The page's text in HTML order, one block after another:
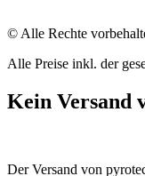
© Alle Rechte
Alle Preise inkl. der
Kein Versand
Der Versand von